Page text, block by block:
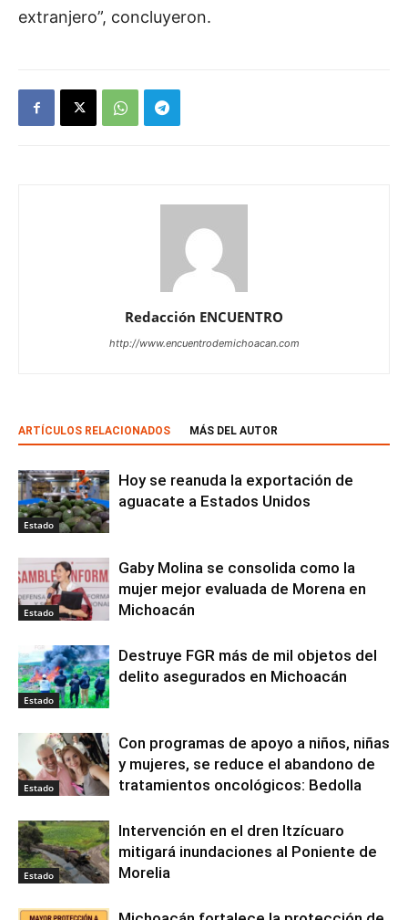
extranjero”, concluyeron.
Redacción ENCUENTRO
http://www.encuentrodemichoacan.com
ARTÍCULOS RELACIONADOS MÁS DEL AUTOR
Estado
Hoy se reanuda la exportación de
aguacate a Estados Unidos
Estado
Gaby Molina se consolida como la
mujer mejor evaluada de Morena en
Michoacán
Estado
Destruye FGR más de mil objetos del
delito asegurados en Michoacán
Estado
Con programas de apoyo a niños, niñas
y mujeres, se reduce el abandono de
tratamientos oncológicos: Bedolla
Estado
Intervención en el dren Itzícuaro
mitigará inundaciones al Poniente de
Morelia